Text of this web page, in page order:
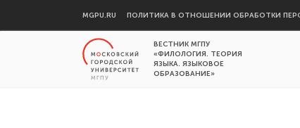
MGPU.RU ПОЛИТИКА В ОТНОШЕНИИ ОБРАБОТКИ
ВЕСТНИК МГПУ
«ФИЛОЛОГИЯ. ТЕОРИЯ
ЯЗЫКА. ЯЗЫКОВОЕ
ОБРАЗОВАНИЕ»